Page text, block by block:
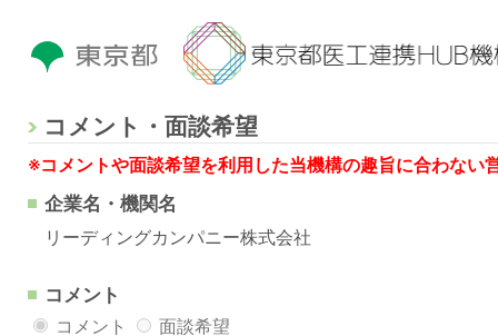
コメント・面談希望
※コメントや面談希望を利用した当機構の趣旨に合わない
企業名・機関名
リーディングカンパニー株式会社
コメント
コメント
面談希望